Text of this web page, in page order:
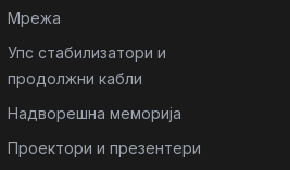
Мрежа
Упс стабилизатори и
продолжни кабли
Надворешна меморија
Проектори и презентери